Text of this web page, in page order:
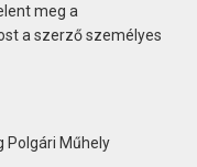
meg a
a szerző személyes
Polgári Műhely